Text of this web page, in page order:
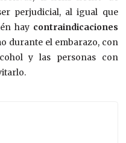
perjudicial, al igual que
hay contraindicaciones
durante el embarazo, con
y las personas con